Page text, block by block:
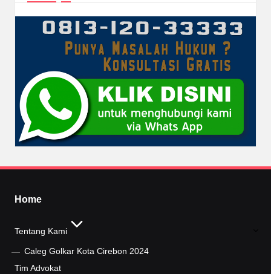
Home
Tentang Kami
Caleg Golkar Kota Cirebon 2024
Tim Advokat